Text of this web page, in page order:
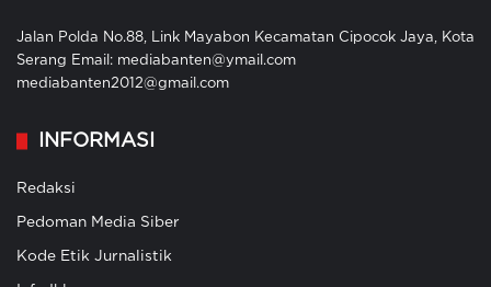
Jalan Polda No.88, Link Mayabon Kecamatan Cipocok Jaya, Kota
Serang Email: mediabanten@ymail.com
mediabanten2012@gmail.com
INFORMASI
Redaksi
Pedoman Media Siber
Kode Etik Jurnalistik